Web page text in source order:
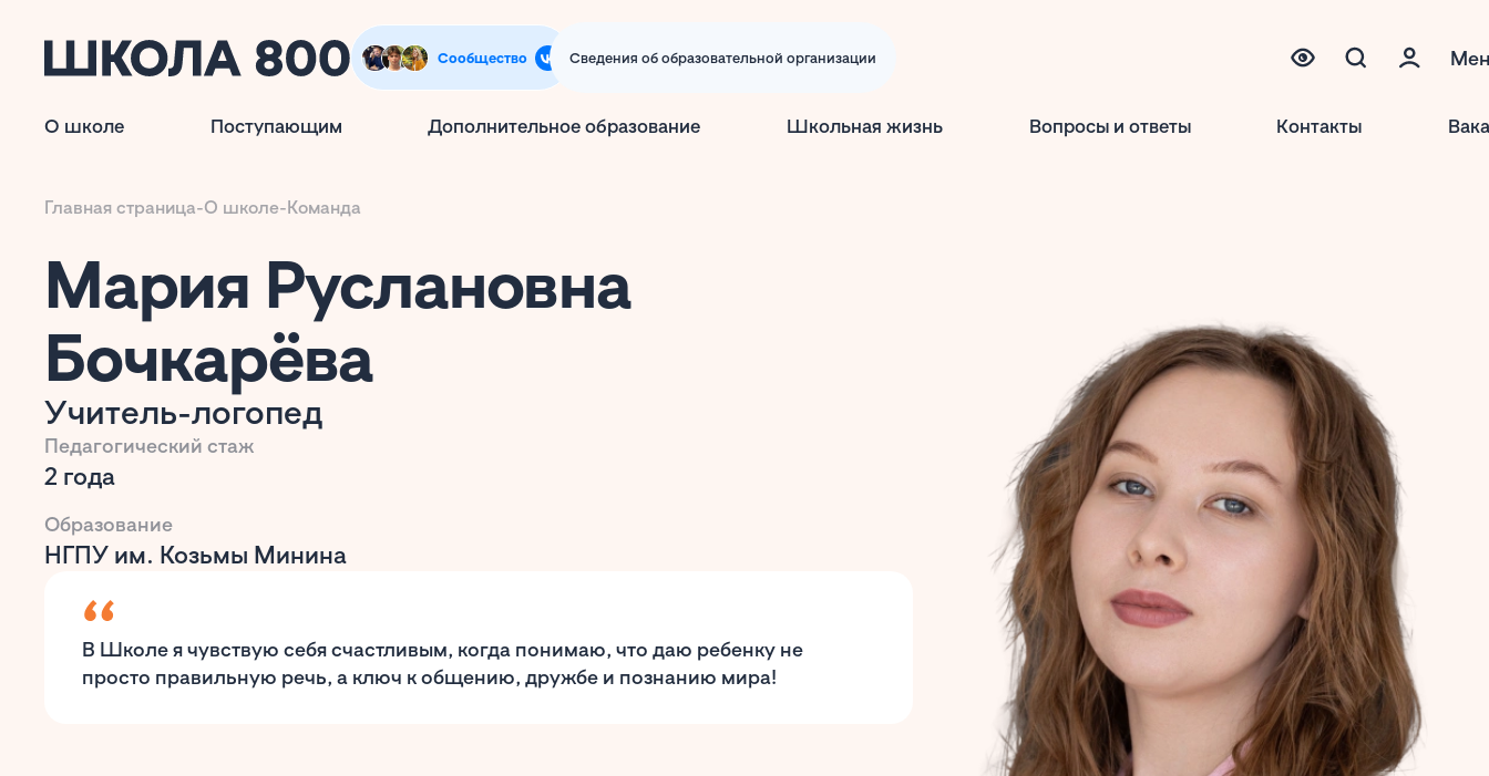
Сообщество Сведения об образовательной организации
О школе Поступающим Дополнительное образование Школьная жизнь Вопросы и ответы Контакты
Главная страница-О школе-Команда
Мария Руслановна
Бочкарёва
Учитель-логопед
Педагогический стаж
2 года
Образование
НГПУ им. Козьмы Минина
В Школе я чувствую себя счастливым, когда понимаю, что даю ребенку не
просто правильную речь, а ключ к общению, дружбе и познанию мира!